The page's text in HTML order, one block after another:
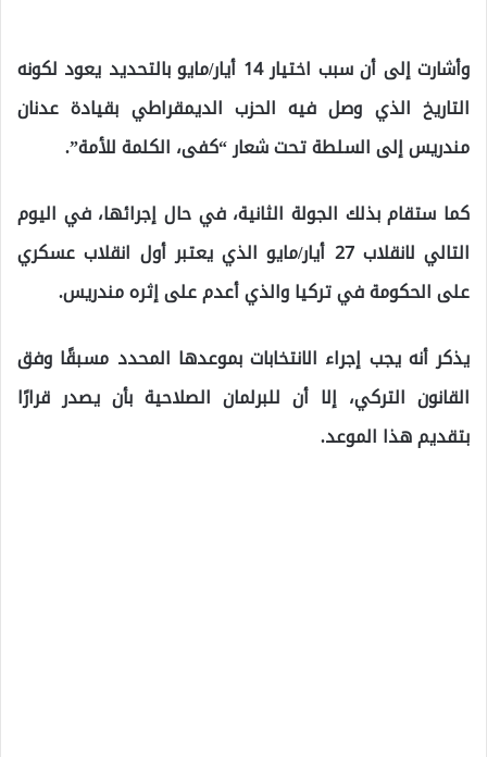
وأشارت إلى أن سبب اختيار 14 أيار/مايو بالتحديد يعود لكونه
التاريخ الذي وصل فيه الحزب الديمقراطي بقيادة عدنان
مندريس إلى السلطة تحت شعار “كفى، الكلمة للأمة”.
كما ستقام بذلك الجولة الثانية، في حال إجرائها، في اليوم
التالي لانقلاب 27 أيار/مايو الذي يعتبر أول انقلاب عسكري
على الحكومة في تركيا والذي أعدم على إثره مندريس.
يذكر أنه يجب إجراء الانتخابات بموعدها المحدد مسبقًا وفق
القانون التركي، إلا أن للبرلمان الصلاحية بأن يصدر قرارًا
بتقديم هذا الموعد.